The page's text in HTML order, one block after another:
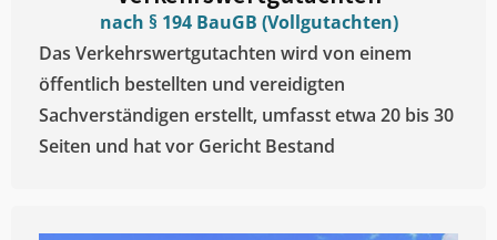
nach § 194 BauGB (Vollgutachten)
Das Verkehrswertgutachten wird von einem
öffentlich bestellten und vereidigten
Sachverständigen erstellt, umfasst etwa 20 bis 30
Seiten und hat vor Gericht Bestand